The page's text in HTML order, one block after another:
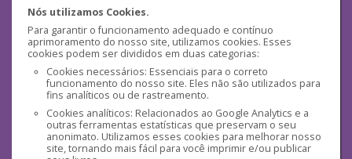
Nós utilizamos Cookies.
Para garantir o funcionamento adequado e contínuo
aprimoramento do nosso site, utilizamos cookies. Esses
cookies podem ser divididos em duas categorias:
Cookies necessários: Essenciais para o correto
funcionamento do nosso site. Eles não são utilizados para
fins analíticos ou de rastreamento.
Cookies analíticos: Relacionados ao Google Analytics e a
outras ferramentas estatísticas que preservam o seu
anonimato. Utilizamos esses cookies para melhorar nosso
site, tornando mais fácil para você imprimir e/ou publicar
Segurança
Mídias Sociais